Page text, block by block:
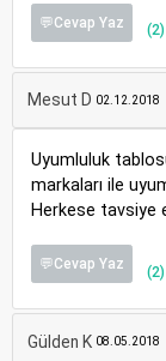
💬Cevap Yaz (2)
Mesut D 02.12.2018
Uyumluluk
markaları ile
Herkese tavsiye
💬Cevap Yaz (2)
Gülden K 08.05.2018